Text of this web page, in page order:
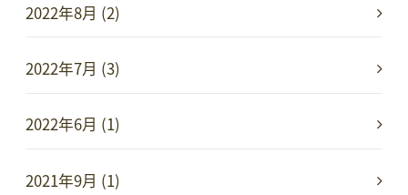
2022年8月 (2)
2022年7月 (3)
2022年6月 (1)
2021年9月 (1)